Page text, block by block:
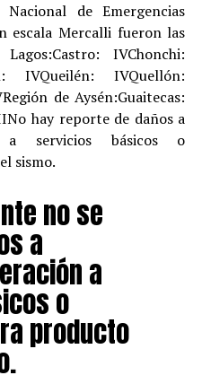
de Emergencias
escala Mercalli fueron las
IVChonchi:
IVQueilén: IVQuellón:
de Aysén:Guaitecas:
hay reporte de daños a
servicios básicos o
sismo.
no se
a
a
o
producto